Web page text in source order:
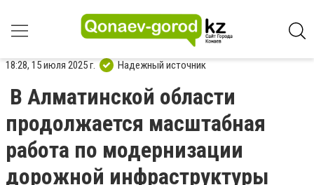
18:28, 15 июля 2025 г. Надежный источник
В Алматинской области
продолжается масштабная
работа по модернизации
дорожной инфраструктуры